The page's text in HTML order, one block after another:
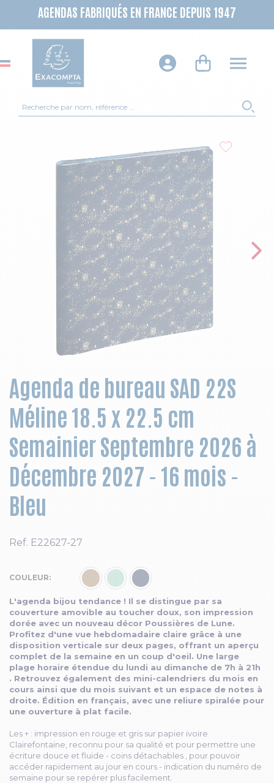
AGENDAS FABRIQUÉS EN FRANCE DEPUIS 1947
Agenda de bureau SAD 22S
Méline 18.5 x 22.5 cm
Semainier Septembre 2026 à
Décembre 2027 - 16 mois -
Bleu
Ref. E22627-27
COULEUR
L'agenda bijou tendance ! Il se distingue par sa
couverture amovible au toucher doux, son impression
dorée avec un nouveau décor Poussières de Lune.
Profitez d'une vue hebdomadaire claire grâce à une
disposition verticale sur deux pages, offrant un aperçu
complet de la semaine en un coup d'oeil. Une large
plage horaire étendue du lundi au dimanche de 7h à 21h
. Retrouvez également des mini-calendriers du mois en
cours ainsi que du mois suivant et un espace de notes à
droite. Édition en français, avec une reliure spiralée pour
une ouverture à plat facile.
Les + : impression en rouge et gris sur papier ivoire
Clairefontaine, reconnu pour sa qualité et pour permettre une
écriture douce et fluide - coins détachables , pour pouvoir
accéder rapidement au jour en cours - indication du numéro de
semaine pour se repérer plus facilement.